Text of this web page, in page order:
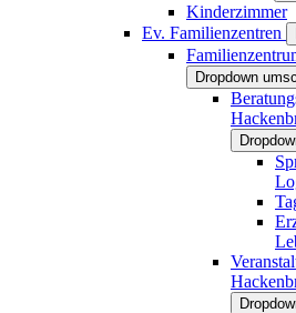
Kinderzimmer
Ev. Familienzentren
Dropdown